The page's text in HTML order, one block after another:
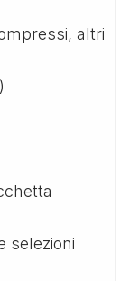
altri
selezioni